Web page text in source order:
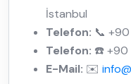
İstanbul
Telefon: 📞
Telefon: ☎️ +90
E-Mail: ✉️